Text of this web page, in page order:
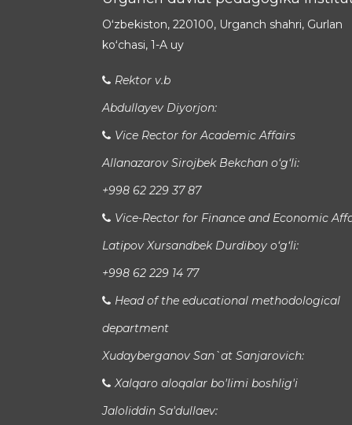
Oʻzbekiston, 220100, Urganch shahri, Gurlan
koʻchasi, 1-A uy
Rektor v.b
Abdullayev Diyorjon:
Vice Rector for Academic Affairs
Allanazarov Sirojbek Bekchan o‘g‘li:
+998 62 229 37 87
Vice-Rector for Finance and Economic
Latipov Xursandbek Durdiboy o‘g‘li:
+998 62 229 14 77
Head of the educational methodological
department
Xudayberganov San`at Sanjarovich:
Xalqaro aloqalar bo'limi boshlig'i
Jaloliddin Sa'dullaev: